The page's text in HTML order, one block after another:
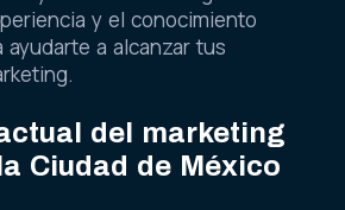
y el conocimiento
a alcanzar tus
del marketing
Ciudad de México